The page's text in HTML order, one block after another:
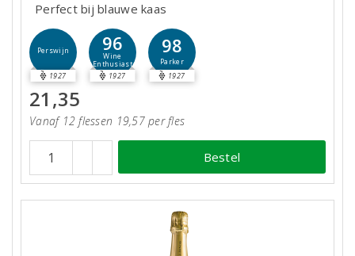
Perfect bij blauwe kaas
Perswijn
1927
96
Wine
Enthusiast
1927
98
Parker
1927
21,35
Vanaf 12 flessen 19,57 per fles
Bestel